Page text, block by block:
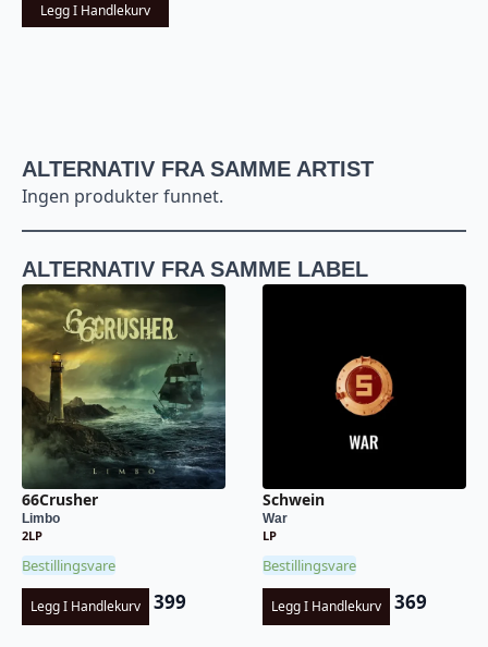
Legg I Handlekurv
ALTERNATIV FRA SAMME ARTIST
Ingen produkter funnet.
ALTERNATIV FRA SAMME LABEL
66Crusher
Limbo
2LP
Bestillingsvare
Legg I Handlekurv 399
Schwein
War
LP
Bestillingsvare
Legg I Handlekurv 369